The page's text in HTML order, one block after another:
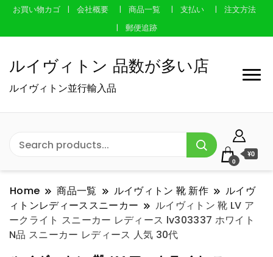
お買い物カゴ 会社概要 商品一覧 支払い
注文方法
郵便追跡
ルイヴィトン 品数が多い店
ルイヴィトン並行輸入品
0
¥0
Home 商品一覧 ルイヴィトン 靴 新作
ルイヴ
ィトンレディーススニーカー
ルイヴィトン 靴 LV ア
ークライト スニーカー レディース lv303337 ホワイト
N品 スニーカー レディース 人気 30代